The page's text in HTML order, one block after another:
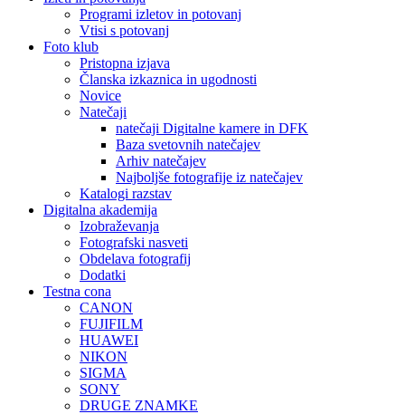
Programi izletov in potovanj
Vtisi s potovanj
Foto klub
Pristopna izjava
Članska izkaznica in ugodnosti
Novice
Natečaji
natečaji Digitalne kamere in DFK
Baza svetovnih natečajev
Arhiv natečajev
Najboljše fotografije iz natečajev
Katalogi razstav
Digitalna akademija
Izobraževanja
Fotografski nasveti
Obdelava fotografij
Dodatki
Testna cona
CANON
FUJIFILM
HUAWEI
NIKON
SIGMA
SONY
DRUGE ZNAMKE